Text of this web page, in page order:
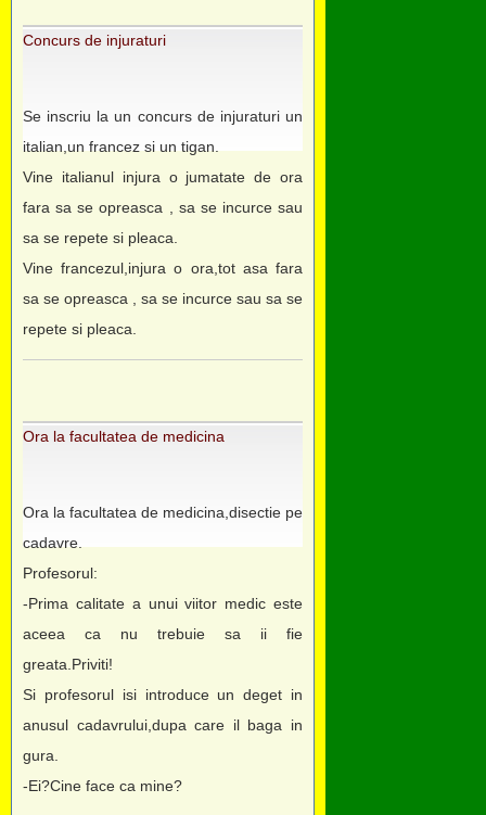
Concurs de injuraturi
Se inscriu la un concurs de injuraturi un
italian,un francez si un tigan.
Vine italianul injura o jumatate de ora
fara sa se opreasca , sa se incurce sau
sa se repete si pleaca.
Vine francezul,injura o ora,tot asa fara
sa se opreasca , sa se incurce sau sa se
repete si pleaca.
Ora la facultatea de medicina
Ora la facultatea de medicina,disectie pe
cadavre.
Profesorul:
-Prima calitate a unui viitor medic este
aceea ca nu trebuie sa ii fie
greata.Priviti!
Si profesorul isi introduce un deget in
anusul cadavrului,dupa care il baga in
gura.
-Ei?Cine face ca mine?